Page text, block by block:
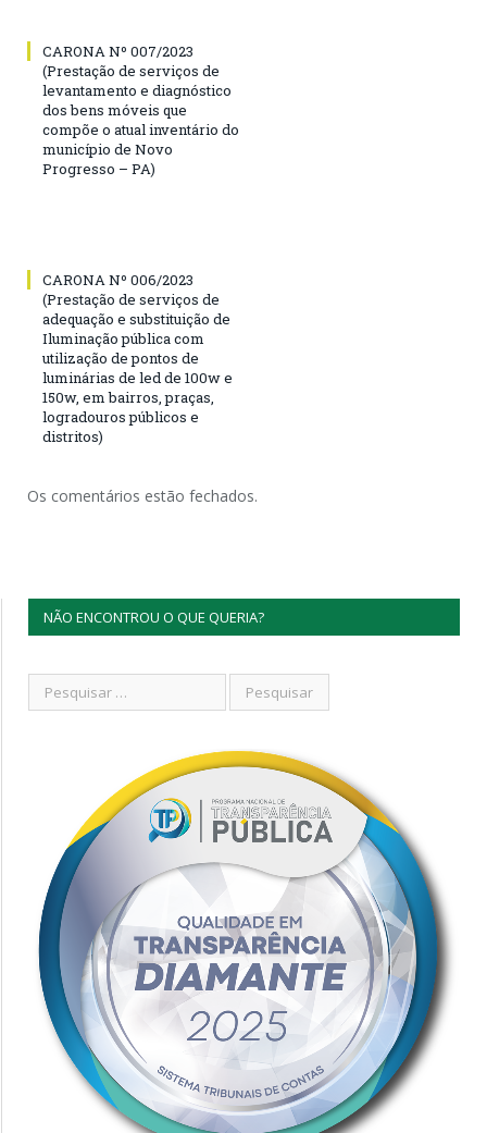
CARONA Nº 007/2023
(Prestação de serviços de
levantamento e diagnóstico
dos bens móveis que
compõe o atual inventário do
município de Novo
Progresso – PA)
CARONA Nº 006/2023
(Prestação de serviços de
adequação e substituição de
Iluminação pública com
utilização de pontos de
luminárias de led de 100w e
150w, em bairros, praças,
logradouros públicos e
distritos)
Os comentários estão fechados.
NÃO ENCONTROU O QUE QUERIA?